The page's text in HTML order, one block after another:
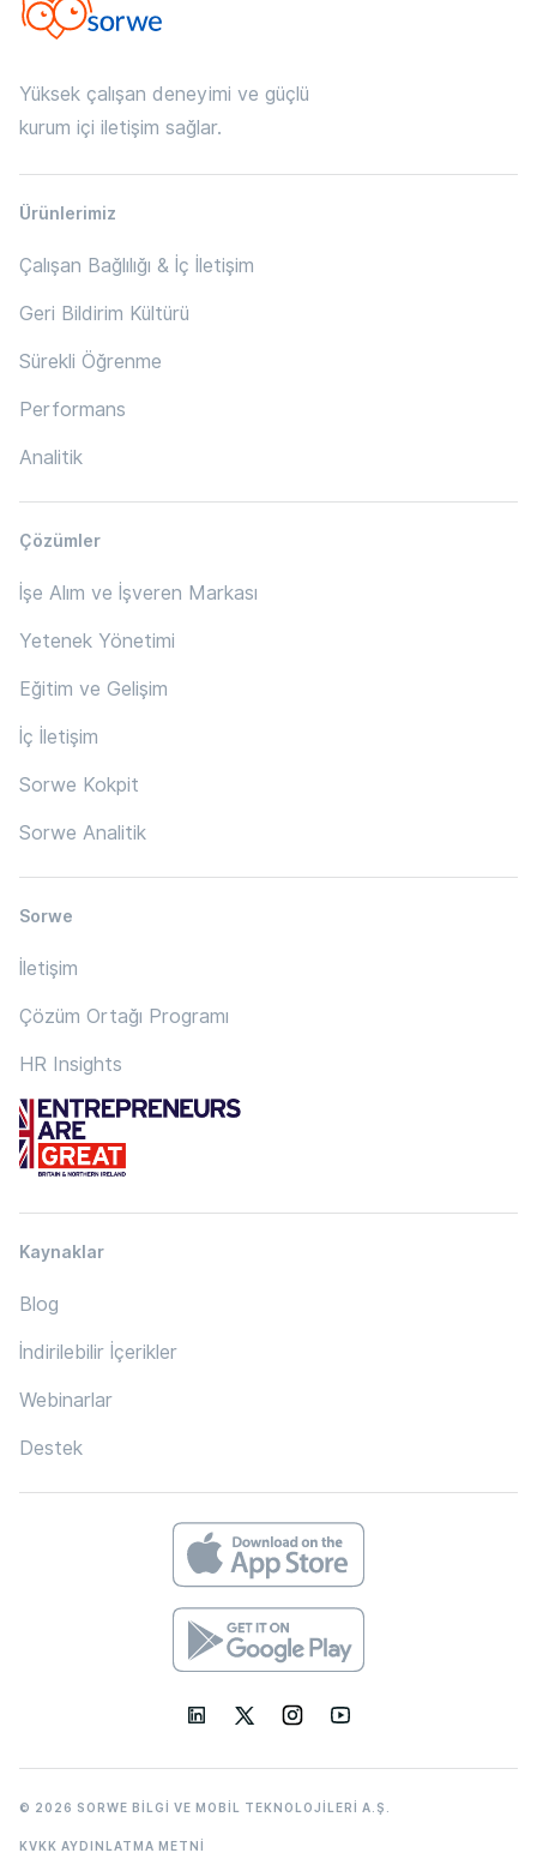
Yüksek çalışan deneyimi ve güçlü
kurum içi iletişim sağlar.
Ürünlerimiz
Çalışan Bağlılığı & İç İletişim
Geri Bildirim Kültürü
Sürekli Öğrenme
Performans
Analitik
Çözümler
İşe Alım ve İşveren Markası
Yetenek Yönetimi
Eğitim ve Gelişim
İç İletişim
Sorwe Kokpit
Sorwe Analitik
Sorwe
İletişim
Çözüm Ortağı Programı
HR Insights
Kaynaklar
Blog
İndirilebilir İçerikler
Webinarlar
Destek
© 2026 SORWE BİLGİ VE MOBİL TEKNOLOJİLERİ A.Ş.
KVKK AYDINLATMA METNİ